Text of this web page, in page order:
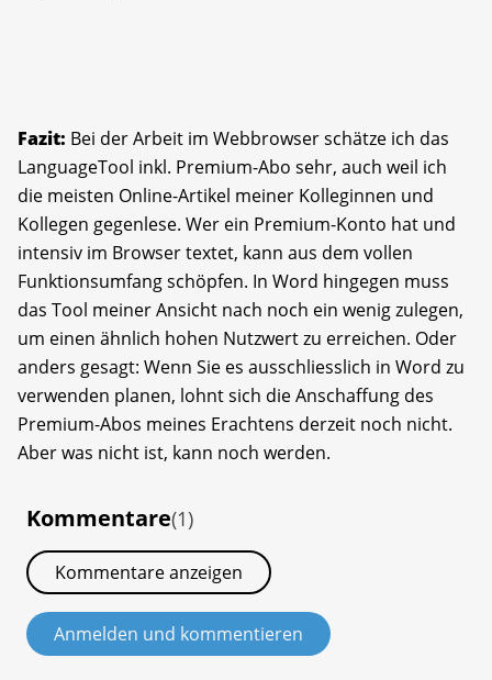
Fazit: Bei der Arbeit im Webbrowser schätze ich das
LanguageTool inkl. Premium-Abo sehr, auch weil ich
die meisten Online-Artikel meiner Kolleginnen und
Kollegen gegenlese. Wer ein Premium-Konto hat und
intensiv im Browser textet, kann aus dem vollen
Funktionsumfang schöpfen. In Word hingegen muss
das Tool meiner Ansicht nach noch ein wenig zulegen,
um einen ähnlich hohen Nutzwert zu erreichen. Oder
anders gesagt: Wenn Sie es ausschliesslich in Word zu
verwenden planen, lohnt sich die Anschaffung des
Premium-Abos meines Erachtens derzeit noch nicht.
Aber was nicht ist, kann noch werden.
Kommentare(1)
Kommentare anzeigen
Anmelden und kommentieren